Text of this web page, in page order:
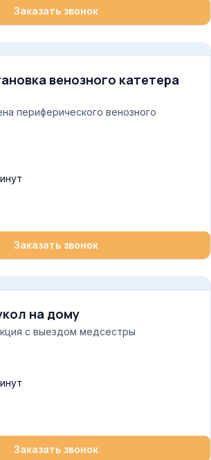
Заказать звонок
венозного катетера
периферического венозного
Заказать звонок
на дому
с выездом медсестры
Заказать звонок